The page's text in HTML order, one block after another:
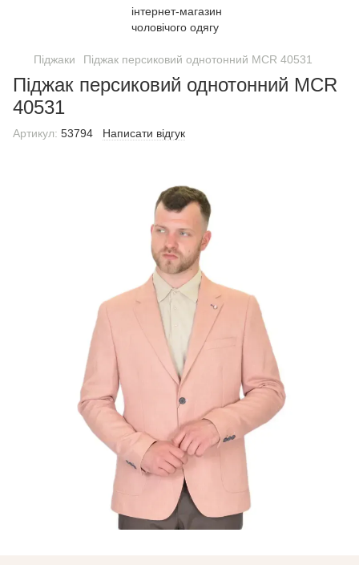
Піджаки Піджак персиковий однотонний MCR 40531
Піджак персиковий однотонний MCR
40531
Артикул: 53794 Написати відгук